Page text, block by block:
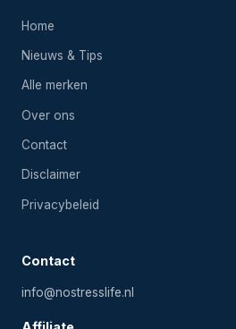
Home
Nieuws & Tips
Alle merken
Over ons
Contact
Disclaimer
Privacybeleid
Contact
info@nostresslife.nl